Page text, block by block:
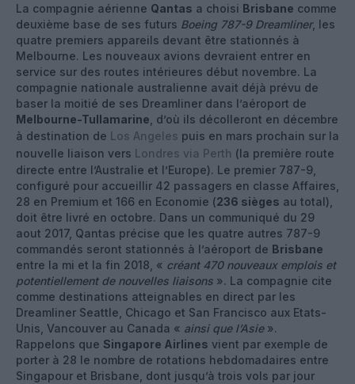
La compagnie aérienne Qantas a choisi Brisbane comme
deuxième base de ses futurs Boeing 787-9 Dreamliner, les
quatre premiers appareils devant être stationnés à
Melbourne. Les nouveaux avions devraient entrer en
service sur des routes intérieures début novembre. La
compagnie nationale australienne avait déjà prévu de
baser la moitié de ses Dreamliner dans l’aéroport de
Melbourne-Tullamarine , d’où ils décolleront en décembre
à destination de Los Angeles puis en mars prochain sur la
nouvelle liaison vers Londres via Perth (la première route
directe entre l’Australie et l’Europe). Le premier 787-9,
configuré pour accueillir 42 passagers en classe Affaires,
28 en Premium et 166 en Economie (236 sièges au total),
doit être livré en octobre. Dans un communiqué du 29
aout 2017, Qantas précise que les quatre autres 787-9
commandés seront stationnés à l’aéroport de Brisbane
entre la mi et la fin 2018, « créant 470 nouveaux emplois et
potentiellement de nouvelles liaisons ». La compagnie cite
comme destinations atteignables en direct par les
Dreamliner Seattle, Chicago et San Francisco aux Etats-
Unis, Vancouver au Canada « ainsi que l’Asie».
Rappelons que Singapore Airlines vient par exemple de
porter à 28 le nombre de rotations hebdomadaires entre
Singapour et Brisbane, dont jusqu’à trois vols par jour